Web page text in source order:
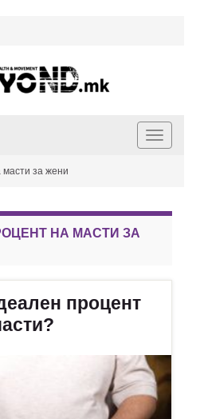
Toggle
за жени
НА МАСТИ ЗА
процент